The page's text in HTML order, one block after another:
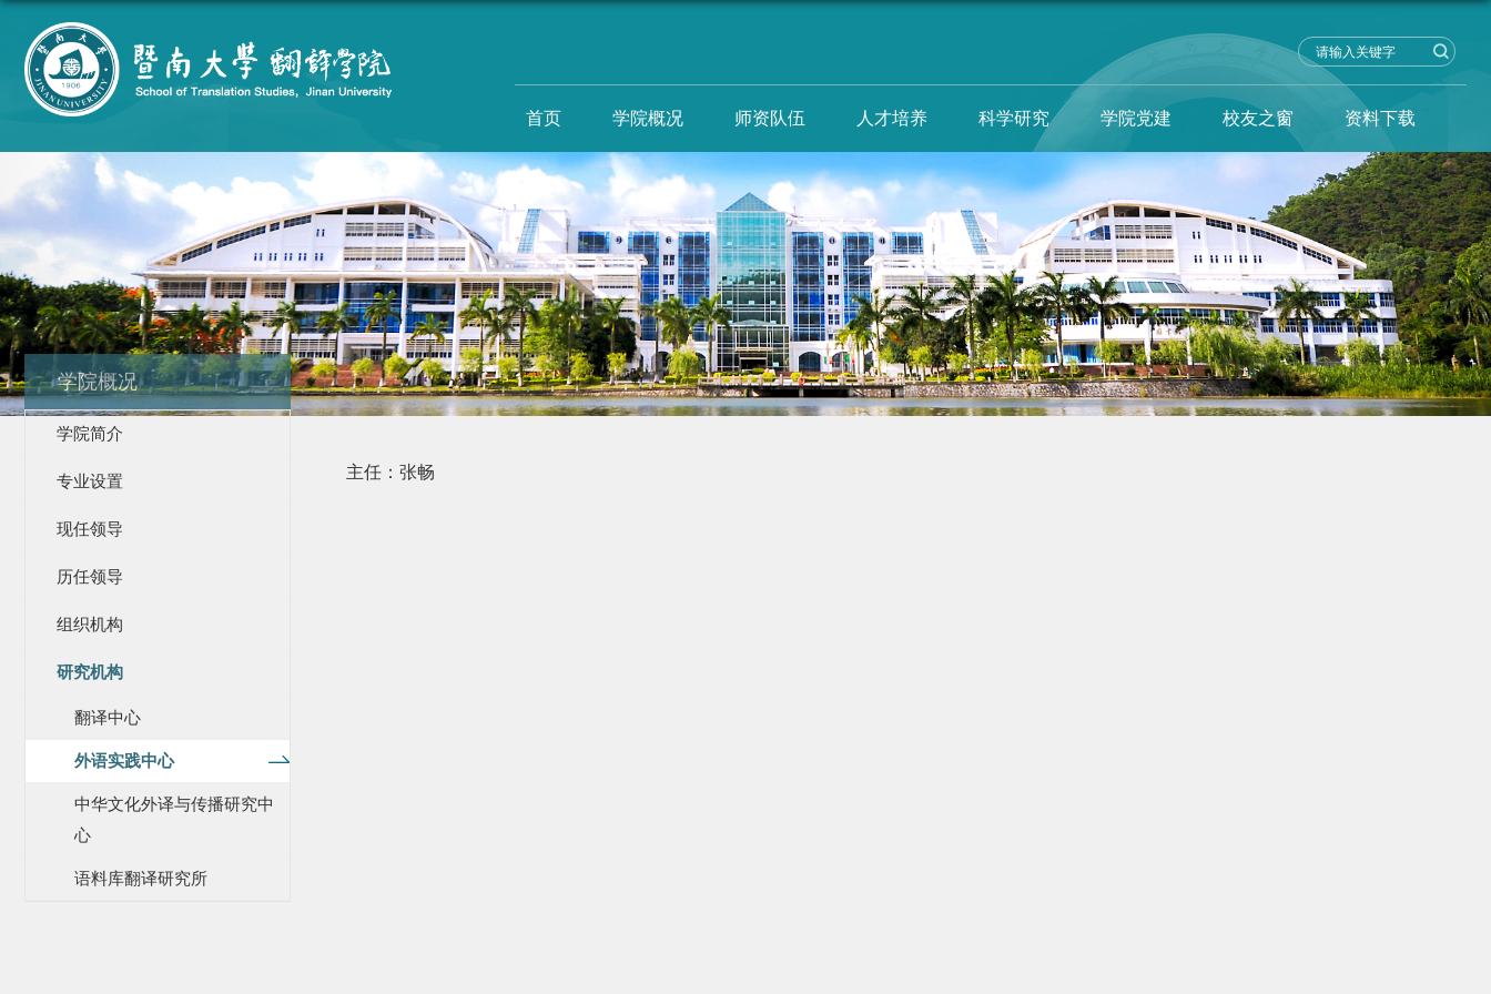
首页 学院概况 师资队伍 人才培养 科学研究 学院党建 校友之窗 资料下载
学院概况
学院简介
专业设置
现任领导
历任领导
组织机构
研究机构
翻译中心
外语实践中心
中华文化外译与传播研究中
心
语料库翻译研究所
主任：张畅